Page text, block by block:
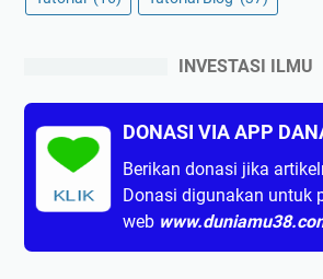
INVESTASI ILMU
KLIK
DONASI VIA APP
Berikan donasi jika
Donasi digunakan untuk
web